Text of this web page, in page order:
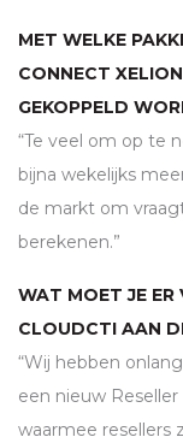
MET WELKE
CONNECT
GEKOPPELD
“Te veel om op te
bijna wekelijks
de markt om
berekenen.”
WAT MOET JE ER
CLOUDCTI AAN
“Wij hebben
een nieuw
waarmee resellers